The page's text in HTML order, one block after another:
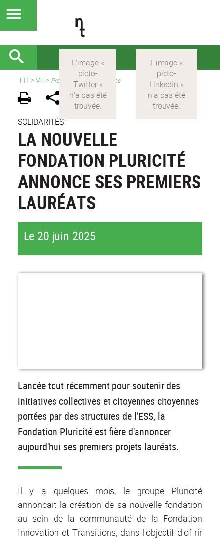
FIT>VF> Présentation et actualités
SOLIDARITÉS
LA NOUVELLE
FONDATION PLURICITÉ
ANNONCE SES PREMIERS
LAURÉATS
Le 20 juin 2025
Lancée tout récemment pour soutenir des
initiatives collectives et citoyennes citoyennes
portées par des structures de l’ESS, la
Fondation Pluricité est fière d'annoncer
aujourd'hui ses premiers projets lauréats.
Il y a quelques mois, le groupe Pluricité
annoncait la création de sa nouvelle fondation
au sein de la communauté de la Fondation
Innovation et Transitions, dans l'objectif d'offrir